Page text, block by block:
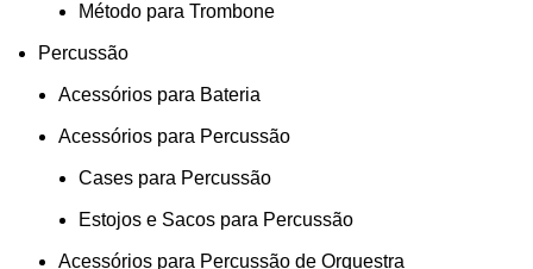
Método para Trombone
Percussão
Acessórios para Bateria
Acessórios para Percussão
Cases para Percussão
Estojos e Sacos para Percussão
Acessórios para Percussão de Orquestra